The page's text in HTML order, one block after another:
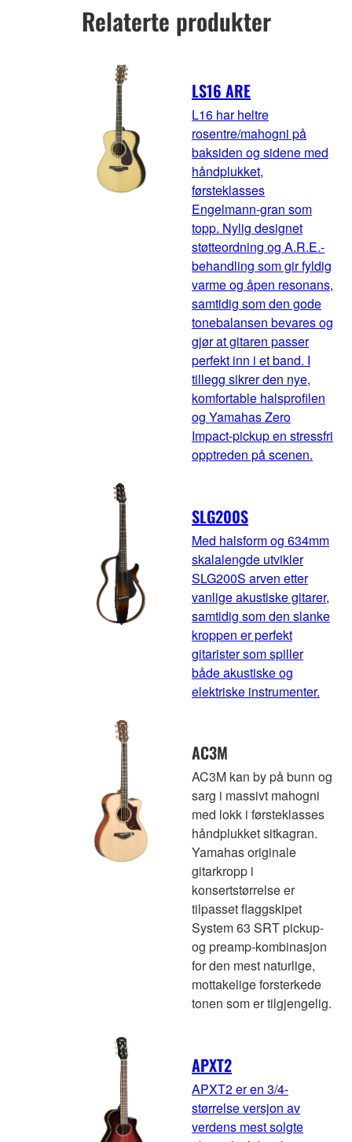
Relaterte produkter
LS16 ARE
L16 har heltre
rosentre/mahogni på
baksiden og sidene med
håndplukket,
førsteklasses
Engelmann-gran som
topp. Nylig designet
støtteordning og A.R.E.-
behandling som gir fyldig
varme og åpen resonans,
samtidig som den gode
tonebalansen bevares og
gjør at gitaren passer
perfekt inn i et band. I
tillegg sikrer den nye,
komfortable halsprofilen
og Yamahas Zero
Impact-pickup en stressfri
opptreden på scenen.
SLG200S
Med halsform og 634mm
skalalengde utvikler
SLG200S arven etter
vanlige akustiske gitarer,
samtidig som den slanke
kroppen er perfekt
gitarister som spiller
både akustiske og
elektriske instrumenter.
AC3M
AC3M kan by på bunn og
sarg i massivt mahogni
med lokk i førsteklasses
håndplukket sitkagran.
Yamahas originale
gitarkropp i
konsertstørrelse er
tilpasset flaggskipet
System 63 SRT pickup-
og preamp-kombinasjon
for den mest naturlige,
mottakelige forsterkede
tonen som er tilgjengelig.
APXT2
APXT2 er en 3/4-
størrelse versjon av
verdens mest solgte